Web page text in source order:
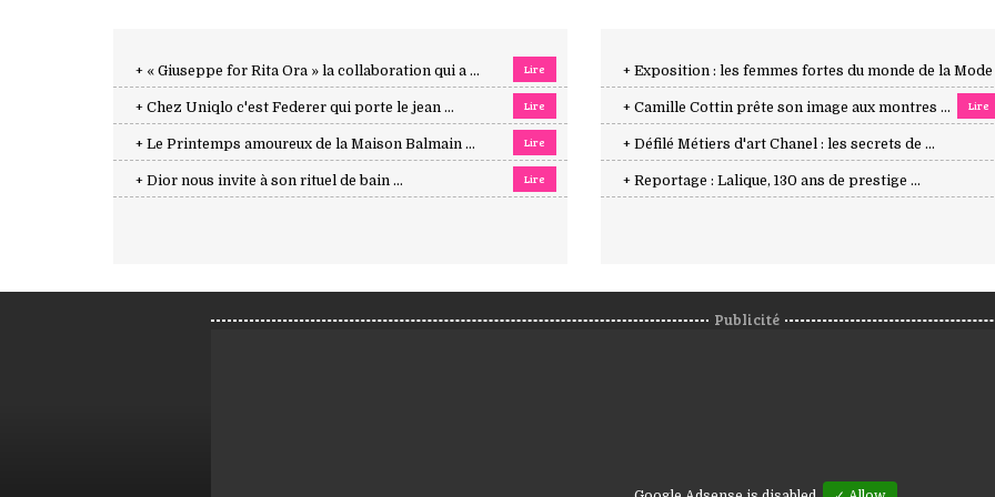
+ « Giuseppe for Rita Ora » la collaboration qui a ... Lire
+ Chez Uniqlo c'est Federer qui porte le jean ... Lire
+ Le Printemps amoureux de la Maison Balmain ... Lire
+ Dior nous invite à son rituel de bain ... Lire
+ Exposition : les femmes fortes du monde de la Mode
+ Camille Cottin prête son image aux montres ... Lire
+ Défilé Métiers d'art Chanel : les secrets de ...
+ Reportage : Lalique, 130 ans de prestige ...
Publicité